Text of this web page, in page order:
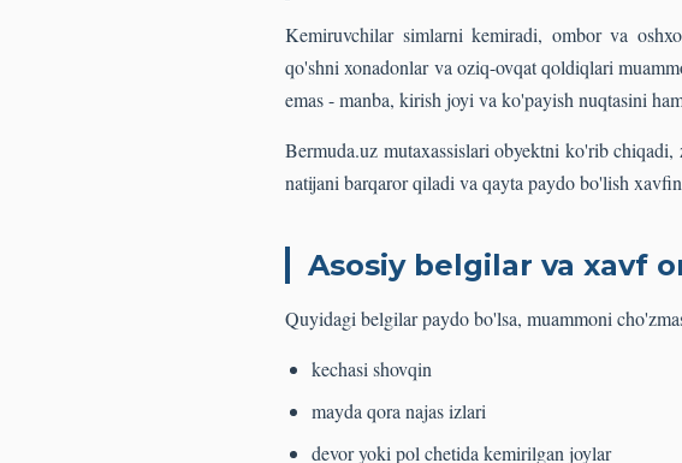
Kemiruvchilar simlarni kemiradi, ombor va
qo'shni xonadonlar va oziq-ovqat qoldiqlari
emas - manba, kirish joyi va ko'payish nuqtasini
Bermuda.uz mutaxassislari obyektni ko'rib
natijani barqaror qiladi va qayta paydo bo'lish
Asosiy belgilar va xavf
Quyidagi belgilar paydo bo'lsa, muammoni
kechasi shovqin
mayda qora najas izlari
devor yoki pol chetida kemirilgan joylar